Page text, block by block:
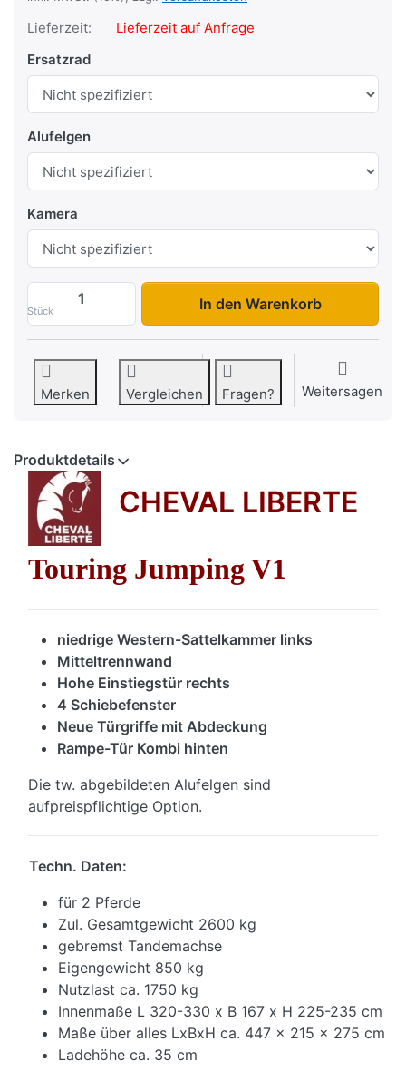
Lieferzeit:
Lieferzeit auf Anfrage
Ersatzrad
Alufelgen
Kamera
Stück
Touring Jumping V1 zu 8.990,00 €,
In den Warenkorb
Merken Vergleichen Fragen? Weitersagen
Produktdetails
CHEVAL LIBERTE
Touring Jumping V1
niedrige Western-Sattelkammer links
Mitteltrennwand
Hohe Einstiegstür rechts
4 Schiebefenster
Neue Türgriffe mit Abdeckung
Rampe-Tür Kombi hinten
Die tw. abgebildeten Alufelgen sind
aufpreispflichtige Option.
Techn. Daten:
für 2 Pferde
Zul. Gesamtgewicht 2600 kg
gebremst Tandemachse
Eigengewicht 850 kg
Nutzlast ca. 1750 kg
Innenmaße L 320-330 x B 167 x H 225-235 cm
Maße über alles LxBxH ca. 447 x 215 x 275 cm
Ladehöhe ca. 35 cm